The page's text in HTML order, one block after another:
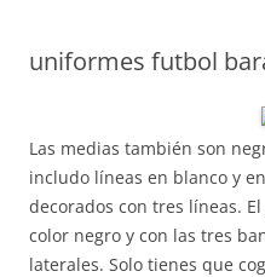
uniformes futbol
Las medias también son
includo líneas en blanco y
decorados con tres líneas.
color negro y con las tres
laterales. Solo tienes que